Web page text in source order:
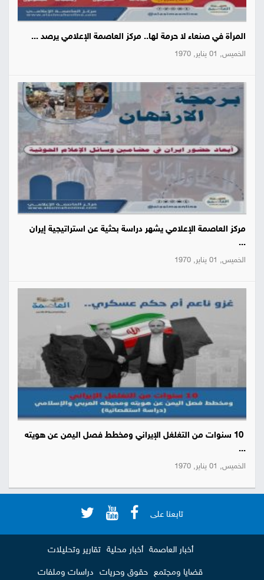
المرأة في صنعاء لا حرمة لها.. مركز العاصمة الإعلامي يرصد ...
الخميس, 01 يناير, 1970
مركز العاصمة الإعلامي يشهر دراسة بحثية عن استراتيجية إيران
...
الخميس, 01 يناير, 1970
10 سنوات من التغلغل الإيراني ومخطط فصل اليمن عن هويته
...
الخميس, 01 يناير, 1970
تابعنا على
أخبار العاصمة أخبار محلية تقارير وتحليلات
قضايا ومجتمع حقوق وحريات دراسات وملفات